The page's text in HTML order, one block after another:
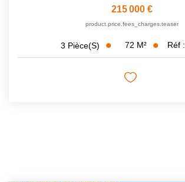
215 000 €
product.price.fees_charges.teaser
3 Pièce(s) 72 M² Réf :